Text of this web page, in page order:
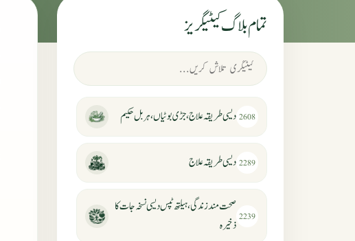
تمام بلاگ کیٹیگریز
2608 دیسی طریقہ علاج، جڑی بوٹیاں، ہربل حکیم
2289 دیسی طریقہ علاج
2239
صحت مند زندگی، ہیلتھ ٹپس دیسی نسخہ جات کا
ذخیرہ